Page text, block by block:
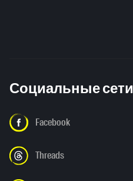
Социальные сети
Facebook
Threads